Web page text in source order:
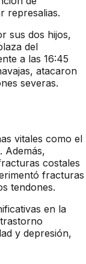
represalias.
sus dos hijos,
del
a las 16:45
atacaron
severas.
vitales como el
Además,
costales
fracturas
tendones.
en la
y depresión,